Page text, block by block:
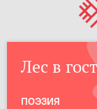
Лес в
ПОЭЗИЯ